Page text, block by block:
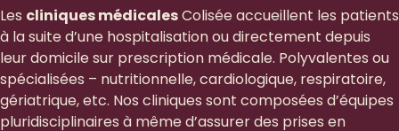
Les cliniques médicalesColisée accueillent les patients
à la suite d’une hospitalisation ou directement depuis
leur domicile sur prescription médicale. Polyvalentes ou
spécialisées – nutritionnelle, cardiologique, respiratoire,
gériatrique, etc. Nos cliniques sont composées d’équipes
pluridisciplinaires à même d’assurer des prises en